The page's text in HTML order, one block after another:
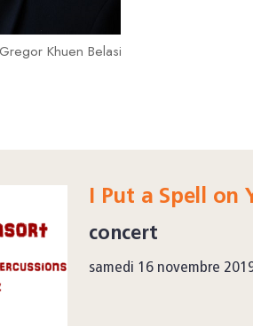
Khuen Belasi
I Put a Spell on
concert
samedi 16 novembre